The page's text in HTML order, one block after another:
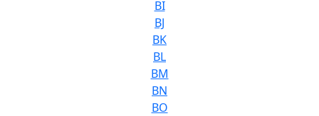
BI
BJ
BK
BL
BM
BN
BO